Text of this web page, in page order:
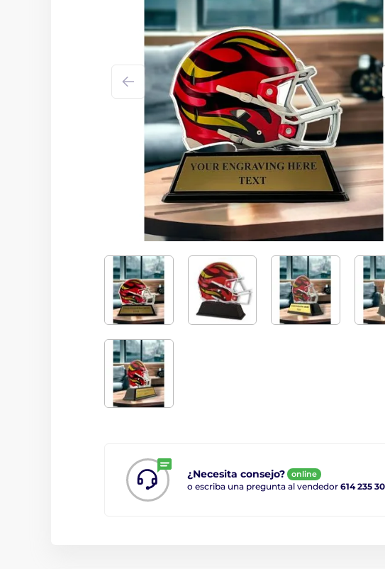
¿Necesita consejo? online
o escriba una pregunta al vendedor 614 235